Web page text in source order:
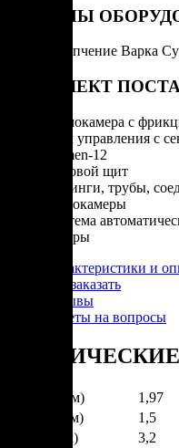
РЕЖИМЫ
Горячее копчение Варка
КОМПЛЕКТ
Термокамера с
Блок управления с
Varmen-12
Силовой щит
Фитинги, трубы,
термокамеры
Система
камеры
Характеристики и
Как заказать
Отзывы
Ответы на вопросы
Ширина (м)
1,97
Глубина (м)
1,5
Высота (м)
3,2